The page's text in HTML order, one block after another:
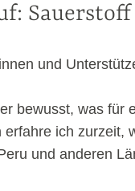
und
bewusst, was für
erfahre ich zurzeit,
und anderen